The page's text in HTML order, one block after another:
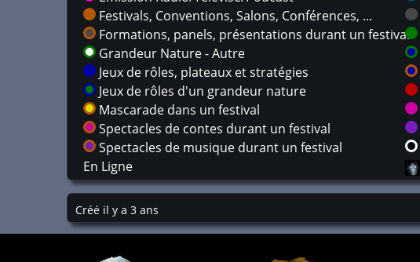
Festivals, Conventions, Salons, Conférences, ...
Formations, panels, présentations durant un festival
Grandeur Nature - Autre
Jeux de rôles, plateaux et stratégies
Jeux de rôles d'un grandeur nature
Mascarade dans un festival
Spectacles de contes durant un festival
Spectacles de musique durant un festival
En Ligne
Créé il y a 3 ans